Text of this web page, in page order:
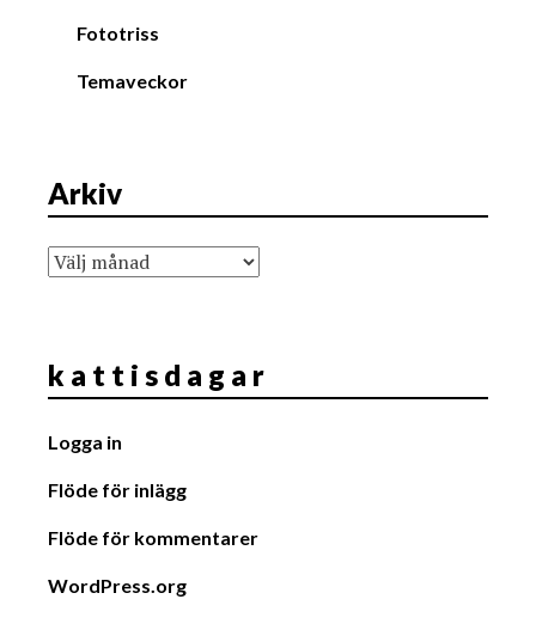
Fototriss
Temaveckor
Arkiv
Arkiv
k a t t i s d a g a r
Logga in
Flöde för inlägg
Flöde för kommentarer
WordPress.org